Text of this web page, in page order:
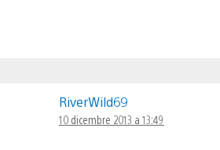
RiverWild69
10 dicembre 2013 a 13:49